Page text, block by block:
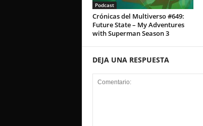
Podcast
Crónicas del Multiverso #649:
Future State – My Adventures
with Superman Season 3
DEJA UNA RESPUESTA